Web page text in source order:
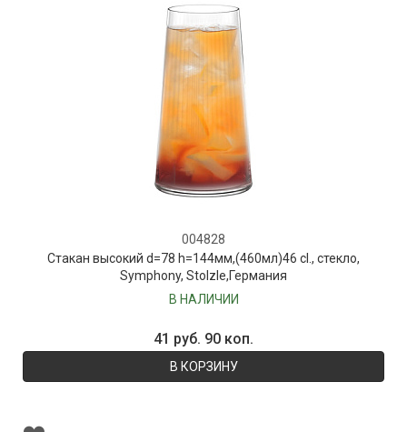
004828
Стакан высокий d=78 h=144мм,(460мл)46 cl., стекло,
Symphony, Stolzle,Германия
В НАЛИЧИИ
41 руб. 90 коп.
В КОРЗИНУ